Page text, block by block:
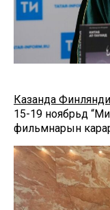
Казанда
15-19 ноябрьдә
фильмнарын